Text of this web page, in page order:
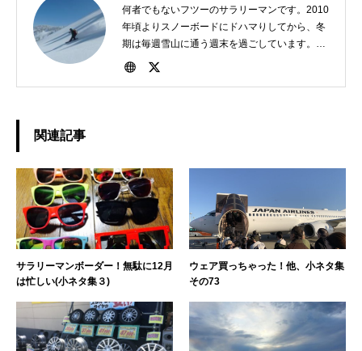
何者でもないフツーのサラリーマンです。2010
年頃よりスノーボードにドハマりしてから、冬
期は毎週雪山に通う週末を過ごしています。
1982年、東京生まれ。好きな食べ物は担々麺。
関連記事
サラリーマンボーダー！無駄に12月
は忙しい(小ネタ集３)
ウェア買っちゃった！他、小ネタ集
その73